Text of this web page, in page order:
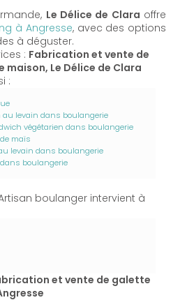
Le Délice de Clara offre
à Angresse, avec des options
à déguster.
: Fabrication et vente de
Le Délice de Clara
:
au levain dans boulangerie
végétarien dans boulangerie
maïs
levain dans boulangerie
boulangerie
boulanger intervient à
et vente de galette